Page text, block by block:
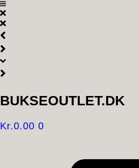
Videre
til
indhold
BUKSEOUTLET.DK
Kr.0.00 0